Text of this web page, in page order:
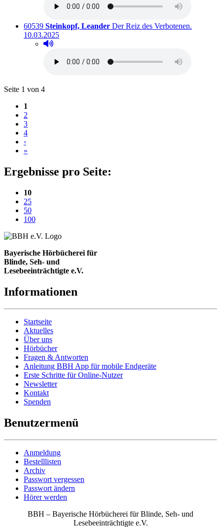
Titelnummer:
60539 von
Steinkopf, Leander: Der Reiz des Verbotenen.
10.03.2025
Hörprobe abspielen
Hörprobe von Der Reiz des Verbotenen.
Blättern
Seite 1 von 4
1
2
3
4
›
»
Ergebnisse pro Seite:
10(aktuelle Einstellung)
25
50
100
Bayerische Hörbücherei für
Blinde, Seh- und
Lesebeeinträchtigte e.V.
Informationen
Startseite
Aktuelles
Über uns
Hörbücher
Fragen & Antworten
Anleitung BBH App für mobile Endgeräte
Erste Schritte für Online-Nutzer
Newsletter
Kontakt
Spenden
Benutzermenü
Anmeldung
Bestelllisten
Archiv
Passwort vergessen
Passwort ändern
Hörer werden
BBH – Bayerische Hörbücherei für Blinde, Seh- und
Lesebeeinträchtigte e.V.